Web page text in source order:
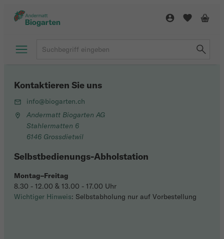
Kontaktieren Sie uns
info@biogarten.ch
Andermatt Biogarten AG
Stahlermatten 6
6146 Grossdietwil
Selbstbedienungs-Abholstation
Montag–Freitag
8.30 - 12.00 & 13.00 - 17.00 Uhr
Wichtiger Hinweis: Selbstabholung nur auf Vorbestellung